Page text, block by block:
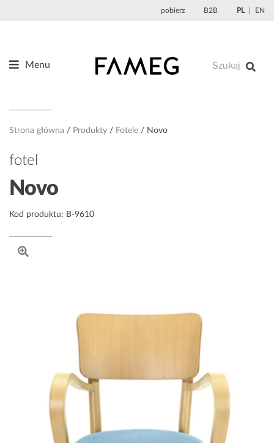
pobierz B2B PL EN
Menu
O nas
Projektanci
Referencje
Kontakt
Sklep
Strona główna Produkty Fotele Novo
fotel
Novo
Kod produktu: B-9610